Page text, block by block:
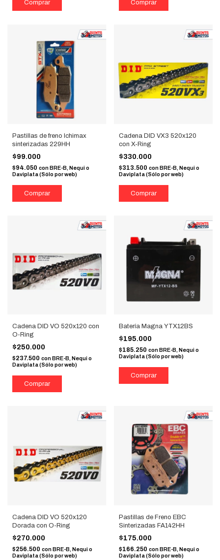
Pastillas de freno Ichimax
sinterizadas 229HH
$99.000
$94.050 conBRE-B, Nequi o
Daviplata (Sólo por web)
Cadena DID VX3 520x120
con X-Ring
$330.000
$313.500 con BRE-B, Nequi o
Daviplata (Sólo por web)
Cadena DID VO 520x120 con
O-Ring
$250.000
$237.500 con BRE-B, Nequi o
Daviplata (Sólo por web)
Batería Magna YTX12BS
$195.000
$185.250 con BRE-B, Nequi o
Daviplata (Sólo por web)
Cadena DID VO 520x120
Dorada con O-Ring
$270.000
$256.500 conBRE-B, Nequi o
Daviplata (Sólo por web)
Pastillas de Freno EBC
Sinterizadas FA142HH
$175.000
$166.250 con BRE-B, Nequi o
Daviplata (Sólo por web)